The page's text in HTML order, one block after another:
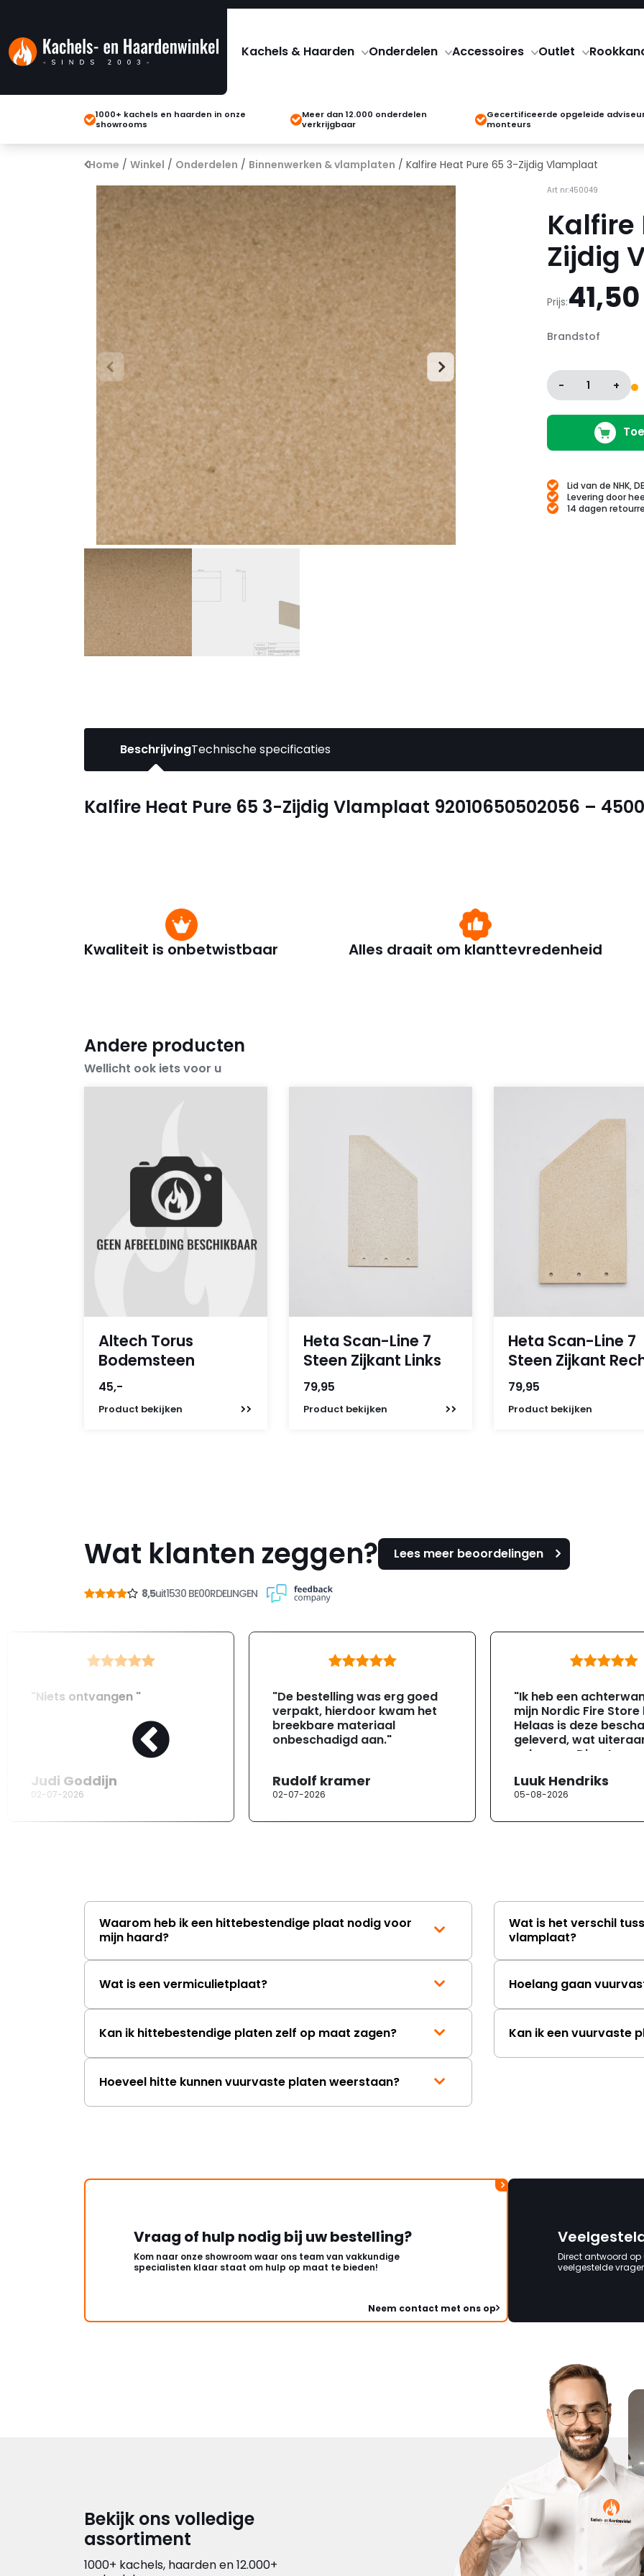
Kachels & Haarden Onderdelen Accessoires Outlet
1000+ kachels en haarden in onze
showrooms
Meer dan 12.000 onderdelen
verkrijgbaar
Gecertificeerde opgeleide
monteurs
Home / Winkel / Onderdelen / Binnenwerken & vlamplaten / Kalfire Heat Pure 65 3-Zijdig Vlamplaat
Art nr:450049
Kalfire
Zijdig
Prijs:41,50
Brandstof
- 1 +
Lid van de NHK,
Levering door
14 dagen
BeschrijvingTechnische specificaties
Kalfire Heat Pure 65 3-Zijdig Vlamplaat 92010650502056 –
Kwaliteit is onbetwistbaar Alles draait om klanttevredenheid
Andere producten
Wellicht ook iets voor u
Altech Torus
Bodemsteen
45,-
Product bekijken
Heta Scan-Line 7
Steen Zijkant Links
79,95
Product bekijken
Heta Scan-Line 7
Steen Zijkant
79,95
Product bekijken
Wat klanten zeggen? Lees meer beoordelingen
8,5uit1530 BE00RDELINGEN
"Niets ontvangen "
Judi Goddijn
02-07-2026
"De bestelling was erg goed
verpakt, hierdoor kwam het
breekbare materiaal
onbeschadigd aan."
Rudolf kramer
02-07-2026
"Ik heb een
mijn Nordic Fire
Helaas is deze
geleverd, wat
gebeuren. Direct na
opgenomen met de
klantenservice. Helaas
erg moeizaam;
wordt opgelost en
onbeschadigde
mag ontvangen."
Luuk Hendriks
05-08-2026
Waarom heb ik een hittebestendige plaat nodig voor
mijn haard?
Wat is een vermiculietplaat?
Kan ik hittebestendige platen zelf op maat zagen?
Hoeveel hitte kunnen vuurvaste platen weerstaan?
Wat is het verschil
vlamplaat?
Hoelang gaan
Kan ik een vuurvaste
Vraag of hulp nodig bij uw bestelling?
Kom naar onze showroom waar ons team van vakkundige
specialisten klaar staat om hulp op maat te bieden!
Neem contact met ons op
Direct antwoord op
veelgestelde
Bekijk ons volledige
assortiment
1000+ kachels, haarden en 12.000+